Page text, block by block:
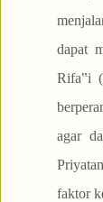
dapat
Rifa‟i
agar
faktor